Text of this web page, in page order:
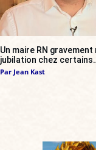
Un maire RN
jubilation chez
Par Jean Kast